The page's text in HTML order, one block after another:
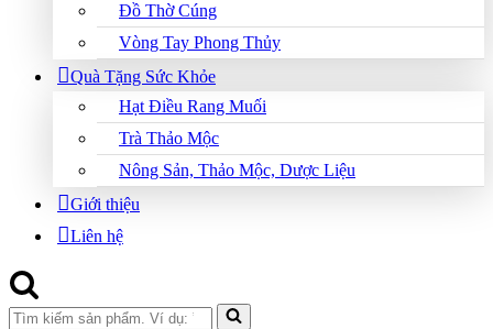
Đồ Thờ Cúng
Vòng Tay Phong Thủy
Quà Tặng Sức Khỏe
Hạt Điều Rang Muối
Trà Thảo Mộc
Nông Sản, Thảo Mộc, Dược Liệu
Giới thiệu
Liên hệ
Search